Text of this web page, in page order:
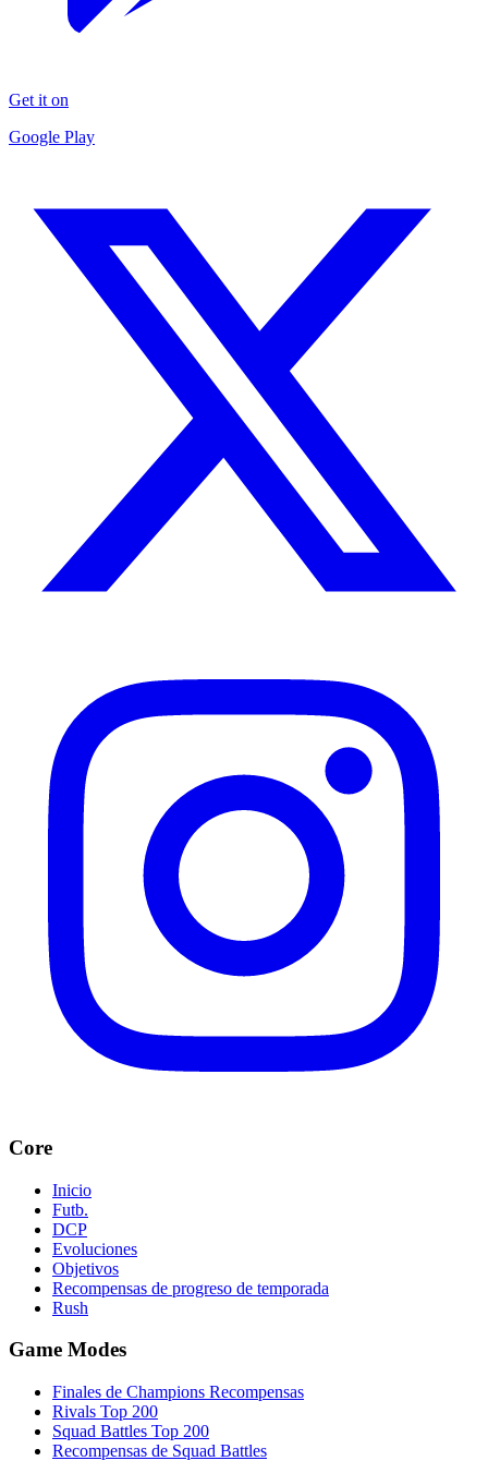
Get it on
Google Play
Core
Inicio
Futb.
DCP
Evoluciones
Objetivos
Recompensas de progreso de temporada
Rush
Game Modes
Finales de Champions Recompensas
Rivals Top 200
Squad Battles Top 200
Recompensas de Squad Battles